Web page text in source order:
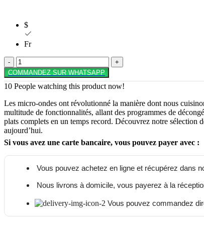
$
Fr
quantité
de
MICRO-
ONDE
20L
700W
COMMANDEZ SUR WHATSAPP
10 People watching this product now!
Les micro-ondes ont révolutionné la manière dont nous
multitude de fonctionnalités, allant des programmes de
plats complets en un temps record. Découvrez notre
aujourd’hui.
Si vous avez une carte bancaire, vous pouvez payer avec :
Vous pouvez achetez en ligne et récupérez dans
Nous livrons à domicile, vous payerez à la
Vous pouvez commandez